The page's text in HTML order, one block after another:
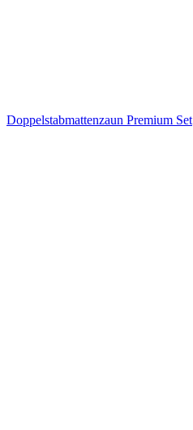
Doppelstabmattenzaun Premium Set